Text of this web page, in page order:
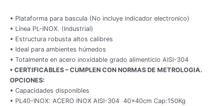
▪ Plataforma para bascula (No incluye indicador electronico)
▪ Línea PL-INOX. (Industrial)
▪ Estructura robusta altos calibres
▪ Ideal para ambientes húmedos
▪ Totalmente en acero inoxidable grado alimenticio AISI-304
▪ CERTIFICABLES – CUMPLEN CON NORMAS DE METROLOGIA.
OPCIONES:
▪ Capacidades disponibles
▪ PL40-INOX: ACERO INOX AISI-304 40x40cm Cap:150Kg